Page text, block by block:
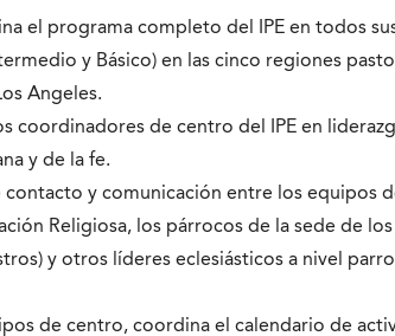
el programa completo del IPE en todos
y Básico) en las cinco regiones
Angeles.
coordinadores de centro del IPE en
y de la fe.
contacto y comunicación entre los equipos
Religiosa, los párrocos de la sede de
y otros líderes eclesiásticos a nivel
de centro, coordina el calendario de